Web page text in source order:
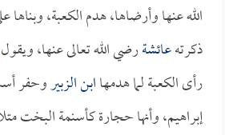
الله عنها وأرضاها، هدم الكعبة،
ذكرتهعائشةرضي الله تعالى عنها،
رأى الكعبة لما هدمهاابن الزبيروحفر
إبراهيم، وأنها حجارة كأسنمة البخت